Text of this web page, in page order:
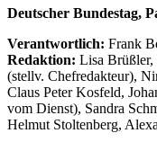
Deutscher Bundestag,
Verantwortlich: Frank
Redaktion: Lisa
(stellv. Chefredakteur),
Claus Peter Kosfeld,
vom Dienst), Sandra
Helmut Stoltenberg,